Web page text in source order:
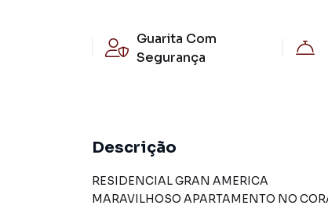
Guarita Com
Segurança
Descrição
RESIDENCIAL GRAN AMERICA
MARAVILHOSO APARTAMENTO NO